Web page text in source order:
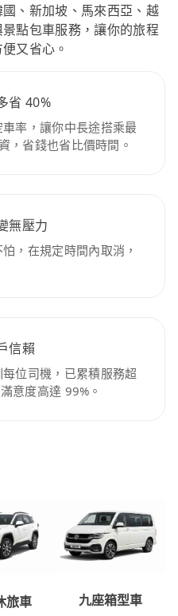
、新加坡、馬來西亞、越
點包車服務，讓你的旅程
又省心。
省 40%
率，讓你中長途搭乘最
，省錢也省比價時間。
無壓力
，在規定時間內取消，
信賴
位司機，已累積服務超
意度高達 99%。
旅車 九座箱型車